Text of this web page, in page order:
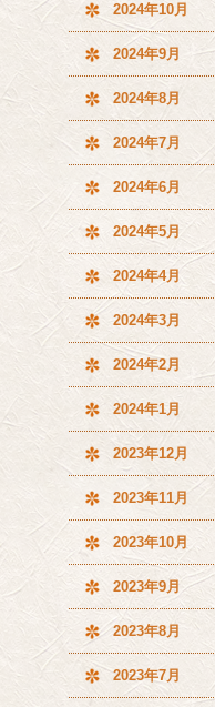
2024年10月
2024年9月
2024年8月
2024年7月
2024年6月
2024年5月
2024年4月
2024年3月
2024年2月
2024年1月
2023年12月
2023年11月
2023年10月
2023年9月
2023年8月
2023年7月